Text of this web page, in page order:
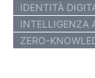
IDENTITÀ
INTELLIGENZA
ZERO-